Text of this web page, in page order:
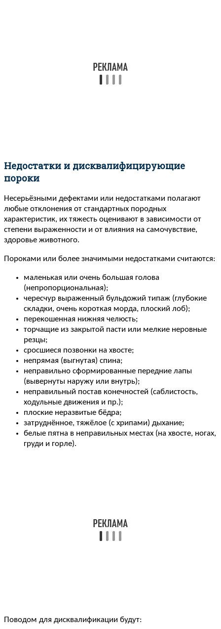
Недостатки и дисквалифицирующие
пороки
Несерьёзными дефектами или недостатками полагают
любые отклонения от стандартных породных
характеристик, их тяжесть оценивают в зависимости от
степени выраженности и от влияния на самочувствие,
здоровье животного.
Пороками или более значимыми недостатками считаются:
маленькая или очень большая голова
(непропорциональная);
чересчур выраженный бульдожий типаж (глубокие
складки, очень короткая морда, плоский лоб);
перекошенная нижняя челюсть;
торчащие из закрытой пасти или мелкие неровные
резцы;
сросшиеся позвонки на хвосте;
непрямая (выгнутая) спина;
неправильно сформированные передние лапы
(вывернуты наружу или внутрь);
неправильный постав конечностей (саблистость,
ходульные движения и пр.);
плоские неразвитые бёдра;
затруднённое, тяжёлое (с хрипами) дыхание;
белые пятна в неправильных местах (на хвосте, ногах,
груди и горле).
Поводом для дисквалификации будут: